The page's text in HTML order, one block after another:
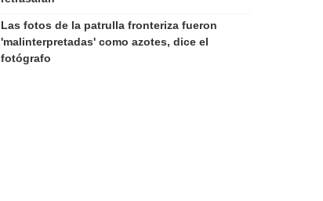
Las fotos de la patrulla fronteriza fueron
'malinterpretadas' como azotes, dice el
fotógrafo